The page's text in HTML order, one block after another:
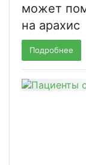
может
на арахис
Подробнее